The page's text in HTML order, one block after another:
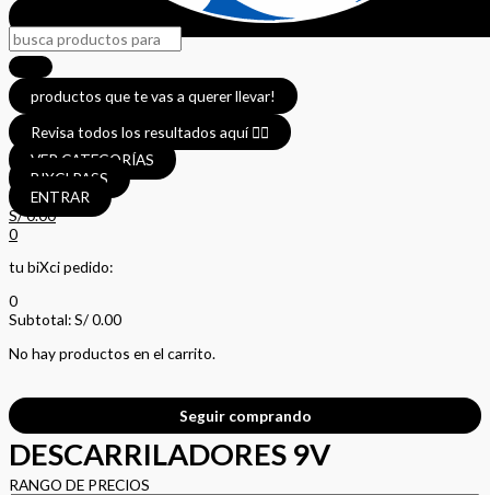
productos que te vas a querer llevar!
Revisa todos los resultados aquí 👈🏼
VER CATEGORÍAS
BIXCI PASS
ENTRAR
S/0.00
0
tu biXci pedido:
0
Subtotal:S/0.00
No hay productos en el carrito.
Seguir comprando
DESCARRILADORES 9V
RANGO DE PRECIOS